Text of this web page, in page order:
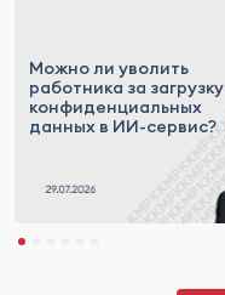
Можно ли уволить
работника за загрузку
конфиденциальных
данных в ИИ-сервис?